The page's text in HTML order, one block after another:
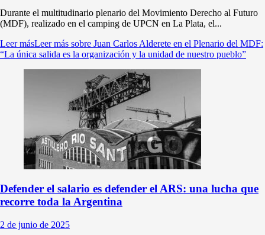
Durante el multitudinario plenario del Movimiento Derecho al Futuro
(MDF), realizado en el camping de UPCN en La Plata, el...
Leer másLeer más sobre Juan Carlos Alderete en el Plenario del MDF:
“La única salida es la organización y la unidad de nuestro pueblo”
Defender el salario es defender el ARS: una lucha que
recorre toda la Argentina
2 de junio de 2025